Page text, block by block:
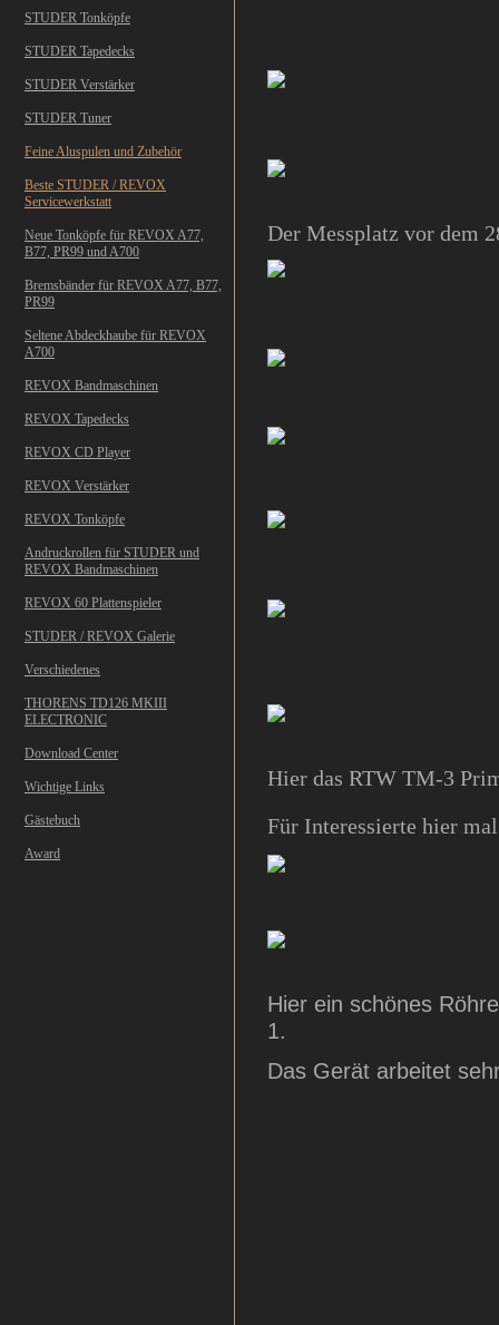
STUDER Tonköpfe
STUDER Tapedecks
STUDER Verstärker
STUDER Tuner
Feine Aluspulen und Zubehör
Beste STUDER / REVOX
Servicewerkstatt
Neue Tonköpfe für REVOX A77,
B77, PR99 und A700
Bremsbänder für REVOX A77, B77,
PR99
Seltene Abdeckhaube für REVOX
A700
REVOX Bandmaschinen
REVOX Tapedecks
REVOX CD Player
REVOX Verstärker
REVOX Tonköpfe
Andruckrollen für STUDER und
REVOX Bandmaschinen
REVOX 60 Plattenspieler
STUDER / REVOX Galerie
Verschiedenes
THORENS TD126 MKIII
ELECTRONIC
Download Center
Wichtige Links
Gästebuch
Award
Der Messplatz vor dem
Hier das RTW TM-3
Für Interessierte hier
Hier ein schönes
1.
Das Gerät arbeitet